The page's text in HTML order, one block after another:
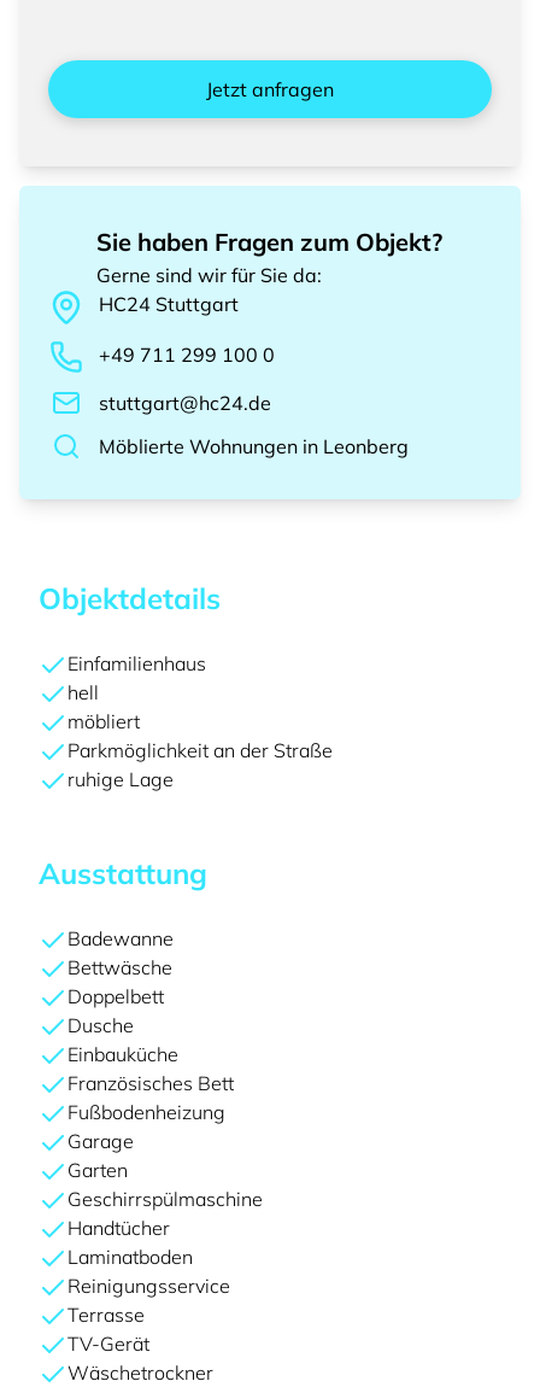
Jetzt anfragen
Sie haben Fragen zum Objekt?
Gerne sind wir für Sie da:
HC24 Stuttgart
+49 711 299 100 0
stuttgart@hc24.de
Möblierte Wohnungen in Leonberg
Objektdetails
Einfamilienhaus
hell
möbliert
Parkmöglichkeit an der Straße
ruhige Lage
Ausstattung
Badewanne
Bettwäsche
Doppelbett
Dusche
Einbauküche
Französisches Bett
Fußbodenheizung
Garage
Garten
Geschirrspülmaschine
Handtücher
Laminatboden
Reinigungsservice
Terrasse
TV-Gerät
Wäschetrockner